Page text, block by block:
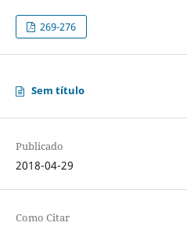
269-276
Sem título
Publicado
2018-04-29
Como Citar